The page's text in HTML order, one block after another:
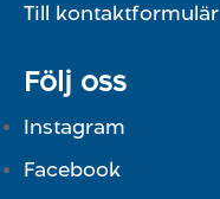
Till kontaktformulär
Följ oss
Instagram
Facebook